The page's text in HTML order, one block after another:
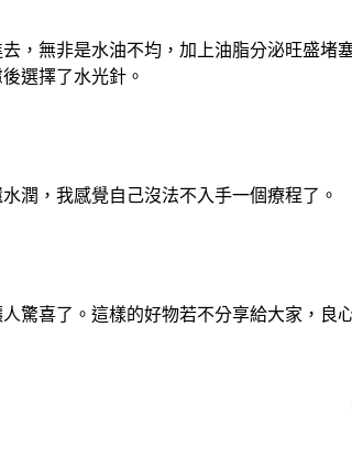
，無非是水油不均，加上油脂分泌旺盛
選擇了水光針。
潤，我感覺自己沒法不入手一個療程了。
驚喜了。這樣的好物若不分享給大家，良